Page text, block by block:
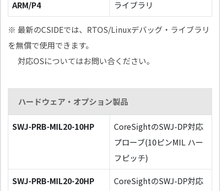
ARM/P4
ライブラリ
※ 最新のCSIDEでは、RTOS/Linuxデバッグ・ライブラリ
を無償で使用できます。
対応OSについてはお問い合ください。
ハードウェア・オプション製品
SWJ-PRB-MIL20-10HP
CoreSightのSWJ-DP対応
プローブ(10ピンMIL ハー
フピッチ)
SWJ-PRB-MIL20-20HP
CoreSightのSWJ-DP対応